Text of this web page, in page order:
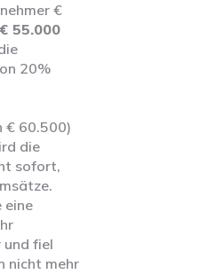
€
55.000
20%
€ 60.500)
die
sofort,
eine
und fiel
nicht mehr